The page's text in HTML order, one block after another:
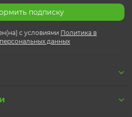
подписку
с условиями Политика в
данных